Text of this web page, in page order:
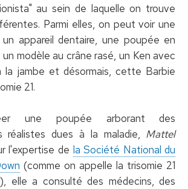
au sein de laquelle on trouve
Parmi elles, on peut voir une
appareil dentaire, une poupée en
modèle au crâne rasé, un Ken avec
la jambe et désormais, cette Barbie
21.
une poupée arborant des
réalistes dues à la maladie, Mattel
l'expertise de la Société National du
(comme on appelle la trisomie 21
elle a consulté des médecins, des